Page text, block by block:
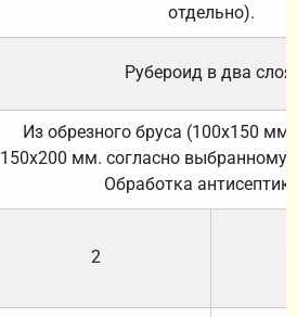
отдельно).
Рубероид в два слоя.
Из обрезного бруса (100х150
150х200 мм. согласно выбранному
Обработка
2